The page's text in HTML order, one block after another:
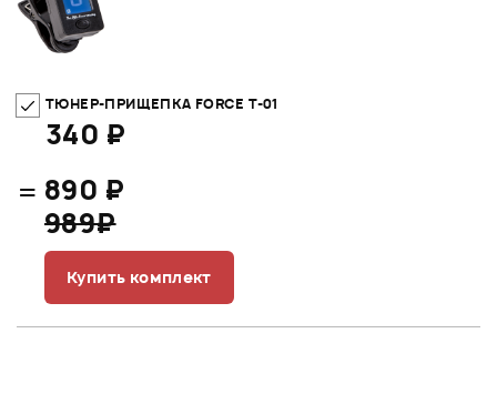
ТЮНЕР-ПРИЩЕПКА FORCE T-01
340 ₽
= 890 ₽
989₽
Купить комплект